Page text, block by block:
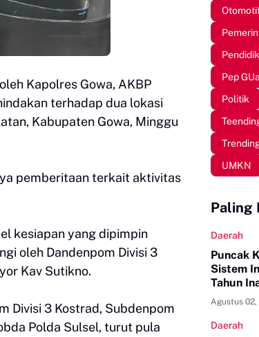
Kapolres Gowa, AKBP
terhadap dua lokasi
Kabupaten Gowa, Minggu
pemberitaan terkait aktivitas
kesiapan yang dipimpin
oleh Dandenpom Divisi 3
Kav Sutikno.
Divisi 3 Kostrad, Subdenpom
Polda Sulsel, turut pula
Pep
Politik
UMKN
Paling
Daerah
Puncak
Sistem
Tahun
Agustus 02,
Daerah